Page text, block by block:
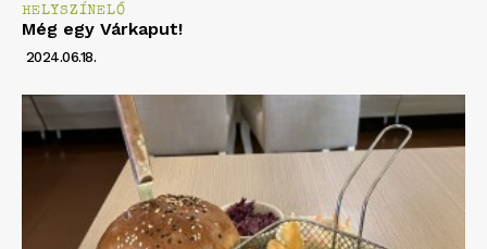
HELYSZÍNELŐ
Még egy Várkaput!
2024.06.18.